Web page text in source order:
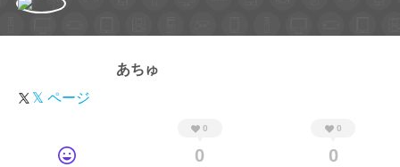
あちゅ
𝕏 ページ
0
0
0
0